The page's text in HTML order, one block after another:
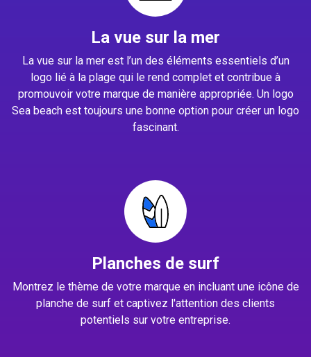
La vue sur la mer
La vue sur la mer est l’un des éléments essentiels d’un
logo lié à la plage qui le rend complet et contribue à
promouvoir votre marque de manière appropriée. Un logo
Sea beach est toujours une bonne option pour créer un logo
fascinant.
Planches de surf
Montrez le thème de votre marque en incluant une icône de
planche de surf et captivez l'attention des clients
potentiels sur votre entreprise.